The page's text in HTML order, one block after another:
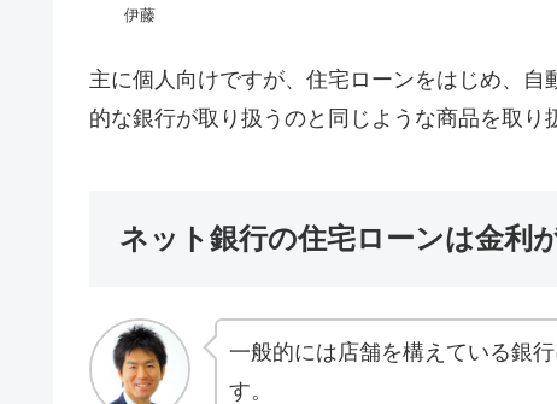
伊藤
主に個人向けですが、住宅ローンをはじめ、
的な銀行が取り扱うのと同じような商品を取り
ネット銀行の住宅ローンは金利
一般的には店舗を構えている銀
す。